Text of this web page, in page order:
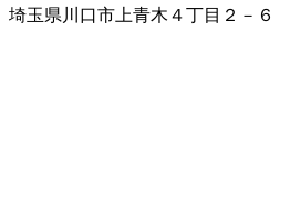
埼玉県川口市上青木４丁目２－６